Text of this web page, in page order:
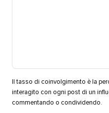
Il tasso di coinvolgimento è la
interagito con ogni post di un
commentando o condividendo.​​